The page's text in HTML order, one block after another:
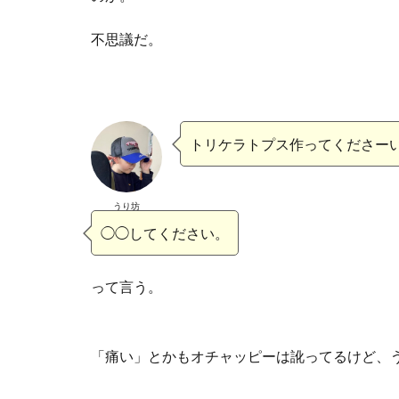
不思議だ。
うり坊
トリケラトプス作ってくださーい
◯◯してください。
って言う。
「痛い」とかもオチャッピーは訛ってるけど、